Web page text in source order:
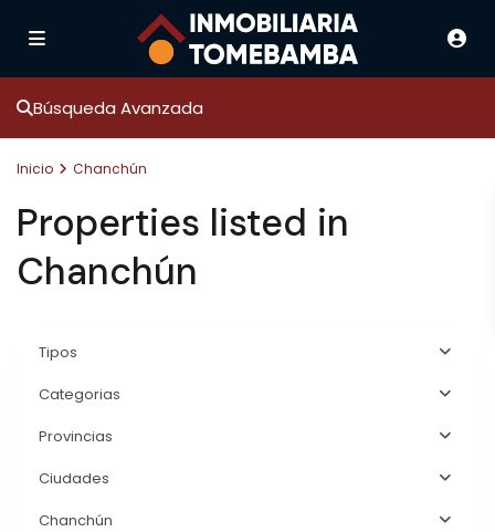
Búsqueda Avanzada
Inicio Chanchún
Properties listed in
Chanchún
Tipos
Categorias
Provincias
Ciudades
Chanchún